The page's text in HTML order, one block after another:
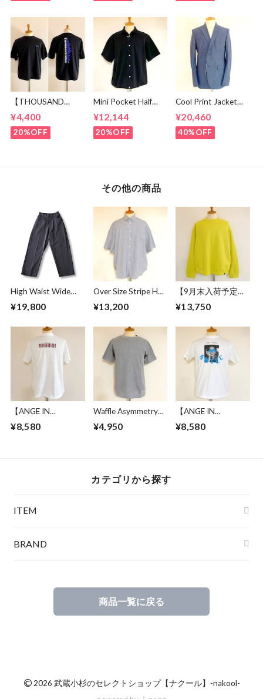
【THOUSAND
Print T-shirt Vertical
Logo Black
¥4,400
20%OFF
Mini Pocket Half
¥12,144
20%OFF
Cool Print Jacket
¥20,460
40%OFF
その他の商品
High Waist Wide
Gray
¥19,800
Over Size Stripe Half
White / Black
¥13,200
【9月末入荷予定】
Sewn Yellow
¥13,750
【ANGE IN
shirts #BRITISH
¥8,580
Waffle Asymmetry
Sweat Gray
¥4,950
【ANGE IN
shirts #FUN
¥8,580
カテゴリから探す
ITEM
BRAND
商品一覧に戻る
© 2026 武蔵小杉のセレクトショップ【ナクール】-nakool-